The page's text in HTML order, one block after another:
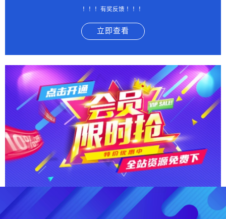
！！！有奖反馈 ！！！
立即查看